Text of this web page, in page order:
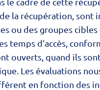
la récupération,
ou des groupes
d’accès,
ouverts, quand ils
Les évaluations
en fonction des